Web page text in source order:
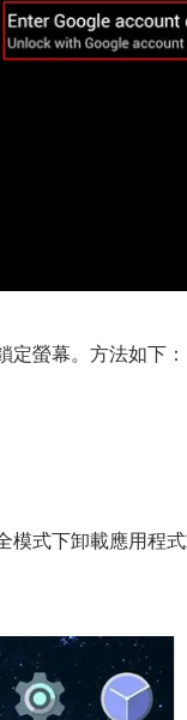
螢幕。方法如下：
式下卸載應用程